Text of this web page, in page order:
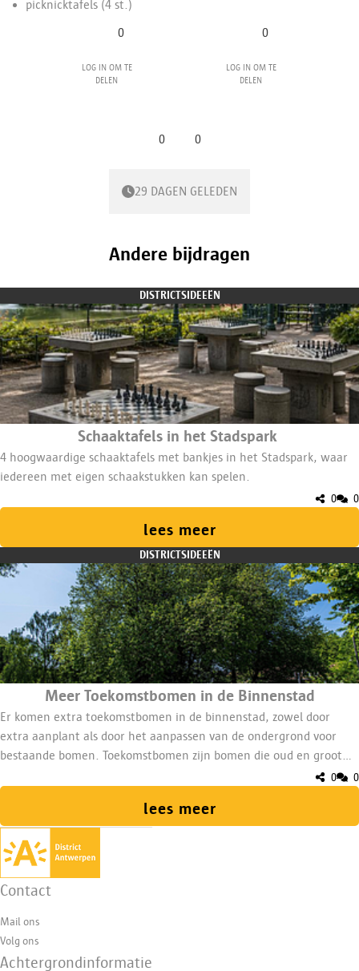
picknicktafels (4 st.)
0
Log in om te
delen
0
Log in om te
delen
0 0
29 DAGEN GELEDEN
Andere bijdragen
DISTRICTSIDEEËN
​​Schaaktafels in het Stadspark​
​​​4 hoogwaardige schaaktafels met bankjes in het Stadspark, waar
iedereen met eigen schaakstukken kan spelen.​
0 0
lees meer
DISTRICTSIDEEËN
​​Meer Toekomstbomen in de Binnenstad
​​Er komen extra toekomstbomen in de binnenstad, zowel door
extra aanplant als door het aanpassen van de ondergrond voor
bestaande bomen. Toekomstbomen zijn bomen die oud en groot
mogen worden. Ze brengen meer groen, schaduw, biodiversiteit
dan kleinere bomen. We zetten in op het centrum met
de Lambermontplaats, Marnixplaats,
Theaterplein, Mechelseplein en het pleintje aan de Academie.​
0 0
lees meer
Contact
Mail ons
Volg ons
Achtergrondinformatie